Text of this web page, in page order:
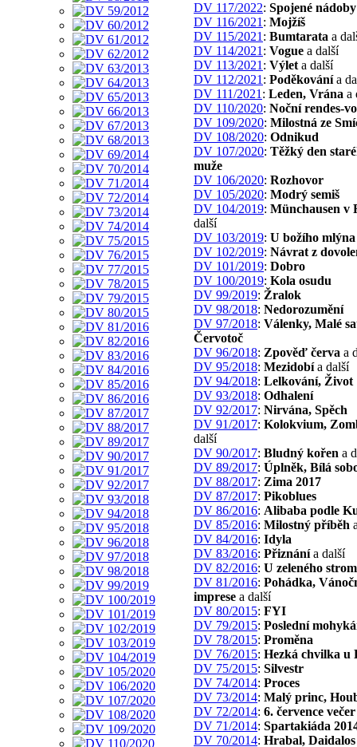
DV 117/2022: Spojené nádoby
DV 116/2021 : Mojžíš
DV 115/2021 : Bumtarata a
DV 114/2021 : Vogue a další
DV 113/2021 : Výlet a další
DV 112/2021 : Poděkovánía
DV 111/2021 : Leden, Vrána a
DV 110/2020: Noční rendes-
DV 109/2020: Milostná ze
DV 108/2020: Odnikud
DV 107/2020: Těžký den
muže
DV 106/2020: Rozhovor
DV 105/2020: Modrý semiš
DV 104/2019: Münchausen v
další
DV 103/2019: U božího mlýna
DV 102/2019: Návrat z
DV 101/2019: Dobro
DV 100/2019: Kola osudu
DV 99/2019: Žralok
DV 98/2018: Nedorozumění
DV 97/2018: Válenky, Malé
Červotoč
DV 96/2018: Zpověď červa a
DV 95/2018: Mezidobía další
DV 94/2018: Lelkování, Život
DV 93/2018: Odhalení
DV 92/2017: Nirvána, Spěch
DV 91/2017: Kolokvium,
další
DV 90/2017: Bludný kořen a
DV 89/2017: Úplněk, Bílá
DV 88/2017: Zima 2017
DV 87/2017: Pikoblues
DV 86/2016: Alibaba podle
DV 85/2016: Milostný příběh
DV 84/2016: Idyla
DV 83/2016: Přiznánía další
DV 82/2016: U zeleného
DV 81/2016: Pohádka,
imprese a další
DV 80/2015: FYI
DV 79/2015: Poslední
DV 78/2015: Proměna
DV 76/2015: Hezká chvilka u
DV 75/2015: Silvestr
DV 74/2014: Proces
DV 73/2014: Malý princ,
DV 72/2014: 6. července večer
DV 71/2014: Spartakiáda
DV 70/2014: Hrabal, Daidalos